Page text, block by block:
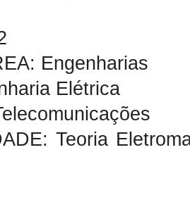
Engenharias
Elétrica
Teoria